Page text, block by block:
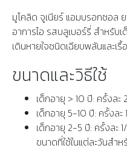
มูโคลิด จูเนียร์ แอมบรอกซอล
อาการไอ รสบลูเบอร์รี่ สำหรั
เดินหายใจชนิดเฉียบพลันและเ
ขนาดและวิธีใช้
เด็กอายุ > 10 ปี: ครั้งล
เด็กอายุ 5-10 ปี: ครั้งล
เด็กอายุ 2-5 ปี: ครั้งละ
ขนาดที่ใช้ในแต่ละวันสำ